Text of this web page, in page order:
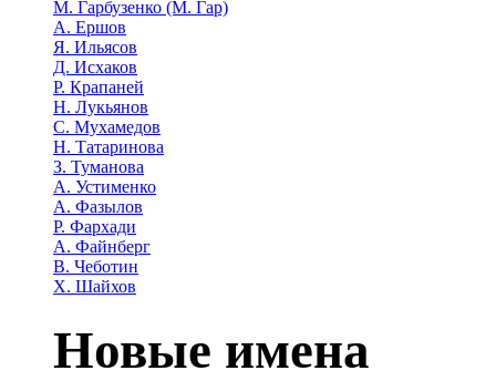
М. Гарбузенко (М. Гар)
А. Ершов
Я. Ильясов
Д. Исхаков
Р. Крапаней
Н. Лукьянов
С. Мухамедов
Н. Татаринова
З. Туманова
А. Устименко
А. Фазылов
Р. Фархади
А. Файнберг
В. Чеботин
Х. Шайхов
Новые имена